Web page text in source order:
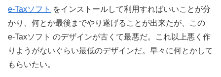
e-Taxソフト をインストールして利用すればいいことが分
かり、何とか最後までやり遂げることが出来たが、この
e-Taxソフト のデザインが古くて最悪だ。これ以上悪く作
りようがないぐらい最低のデザインだ。早々に何とかして
もらいたい。